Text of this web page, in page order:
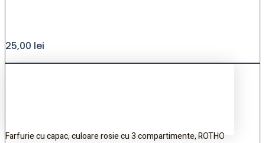
25,00 lei
Farfurie cu capac, culoare rosie cu 3 compartimente, ROTHO